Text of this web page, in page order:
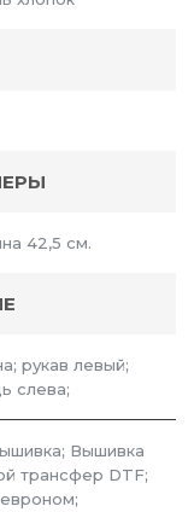
42,5 см.
рукав левый;
слева;
Вышивка
трансфер DTF;